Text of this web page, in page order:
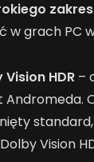
w grach PC
Vision HDR–
Andromeda.
Dolby Vision